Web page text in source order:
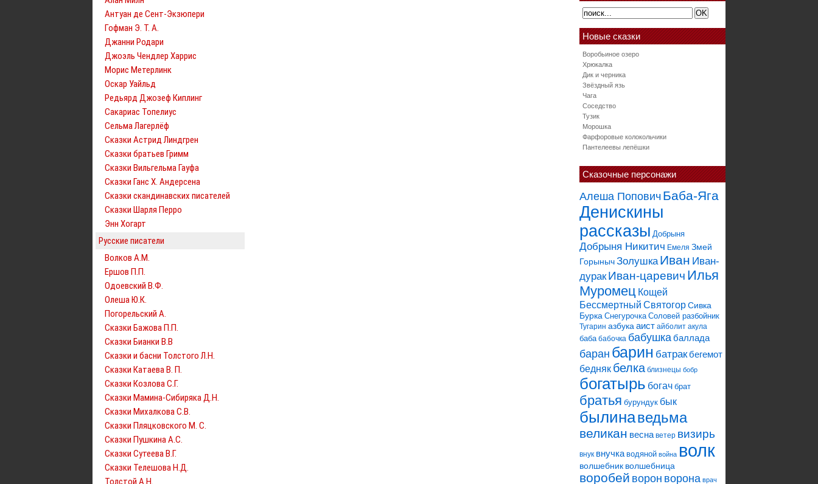
Антуан де Сент-Экзюпери
Гофман Э. Т. А.
Джанни Родари
Джоэль Чендлер Харрис
Морис Метерлинк
Оскар Уайльд
Редьярд Джозеф Киплинг
Сакариас Топелиус
Сельма Лагерлёф
Сказки Астрид Линдгрен
Сказки братьев Гримм
Сказки Вильгельма Гауфа
Сказки Ганс Х. Андерсена
Сказки скандинавских писателей
Сказки Шарля Перро
Энн Хогарт
Русские писатели
Волков А.М.
Ершов П.П.
Одоевский В.Ф.
Олеша Ю.К.
Погорельский А.
Сказки Бажова П.П.
Сказки Бианки В.В
Сказки и басни Толстого Л.Н.
Сказки Катаева В. П.
Сказки Козлова С.Г.
Сказки Мамина-Сибиряка Д.Н.
Сказки Михалкова С.В.
Сказки Пляцковского М. С.
Сказки Пушкина А.С.
Сказки Сутеева В.Г.
Сказки Телешова Н.Д.
Толстой А.Н.
Новые сказки
Воробьиное озеро
Хрюкалка
Дик и черника
Звёздный язь
Чага
Соседство
Тузик
Морошка
Фарфоровые колокольчики
Пантелеевы лепёшки
Сказочные персонажи
Алеша Попович Баба-Яга
Денискины
рассказы Добрыня
Добрыня Никитич Емеля Змей
ГорынычЗолушка Иван Иван-
дурак Иван-царевич Илья
Муромец Кощей
Бессмертный СвятогорСивка
Бурка Снегурочка Соловей разбойник
Тугарин азбука аист айболит акула
баба бабочка бабушкабаллада
баран барин батракбегемот
бедняк белка близнецы бобр
богатырь богач брат
братья бурундук бык
былинаведьма
великан весна ветер визирь
внук внучка водяной война волк
волшебник волшебница
воробей ворон ворона врач